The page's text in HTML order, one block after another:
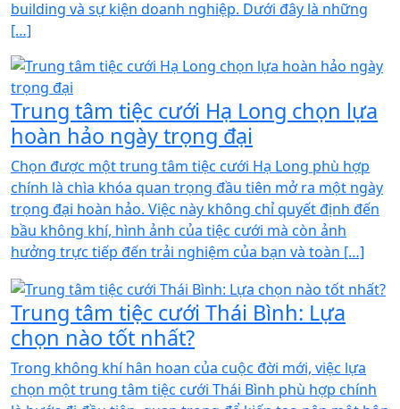
building và sự kiện doanh nghiệp. Dưới đây là những
[…]
Trung tâm tiệc cưới Hạ Long chọn lựa
hoàn hảo ngày trọng đại
Chọn được một trung tâm tiệc cưới Hạ Long phù hợp
chính là chìa khóa quan trọng đầu tiên mở ra một ngày
trọng đại hoàn hảo. Việc này không chỉ quyết định đến
bầu không khí, hình ảnh của tiệc cưới mà còn ảnh
hưởng trực tiếp đến trải nghiệm của bạn và toàn […]
Trung tâm tiệc cưới Thái Bình: Lựa
chọn nào tốt nhất?
Trong không khí hân hoan của cuộc đời mới, việc lựa
chọn một trung tâm tiệc cưới Thái Bình phù hợp chính